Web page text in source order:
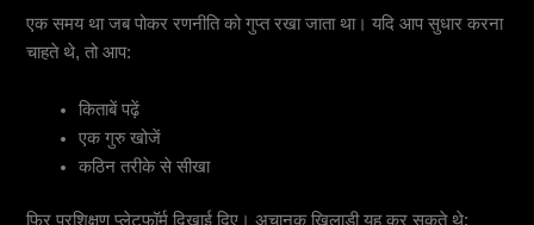
एक समय था जब पोकर रणनीति को गुप्त रखा जाता था। यदि आप सुधार करना
चाहते थे, तो आप:
किताबें पढ़ें
एक गुरु खोजें
कठिन तरीके से सीखा
फिर प्रशिक्षण प्लेटफॉर्म दिखाई दिए। अचानक खिलाड़ी यह कर सकते थे: